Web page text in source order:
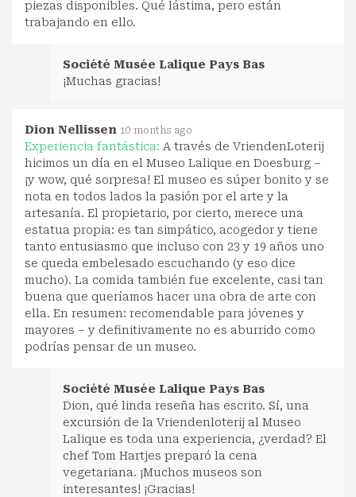
piezas disponibles. Qué lástima, pero están
trabajando en ello.
Société Musée Lalique Pays Bas
¡Muchas gracias!
Dion Nellissen 10 months ago
Experiencia fantástica: A través de VriendenLoterij
hicimos un día en el Museo Lalique en Doesburg –
¡y wow, qué sorpresa! El museo es súper bonito y se
nota en todos lados la pasión por el arte y la
artesanía. El propietario, por cierto, merece una
estatua propia: es tan simpático, acogedor y tiene
tanto entusiasmo que incluso con 23 y 19 años uno
se queda embelesado escuchando (y eso dice
mucho). La comida también fue excelente, casi tan
buena que queríamos hacer una obra de arte con
ella. En resumen: recomendable para jóvenes y
mayores – y definitivamente no es aburrido como
podrías pensar de un museo.
Société Musée Lalique Pays Bas
Dion, qué linda reseña has escrito. Sí, una
excursión de la Vriendenloterij al Museo
Lalique es toda una experiencia, ¿verdad? El
chef Tom Hartjes preparó la cena
vegetariana. ¡Muchos museos son
interesantes! ¡Gracias!